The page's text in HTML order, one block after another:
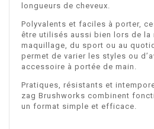
longueurs de cheveux.
Polyvalents et faciles à porter,
être utilisés aussi bien lors de la
maquillage, du sport ou au
permet de varier les styles ou
accessoire à portée de main.
Pratiques, résistants et
zag Brushworks combinent
un format simple et efficace.